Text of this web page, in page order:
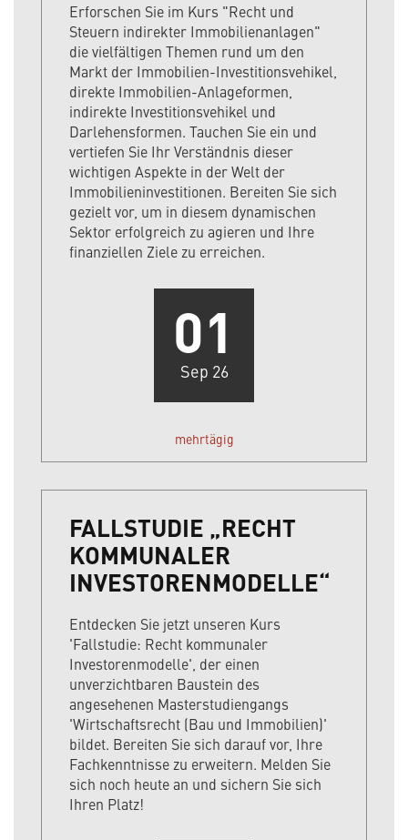
Erforschen Sie im Kurs "Recht und
Steuern indirekter Immobilienanlagen"
die vielfältigen Themen rund um den
Markt der Immobilien-Investitionsvehikel,
direkte Immobilien-Anlageformen,
indirekte Investitionsvehikel und
Darlehensformen. Tauchen Sie ein und
vertiefen Sie Ihr Verständnis dieser
wichtigen Aspekte in der Welt der
Immobilieninvestitionen. Bereiten Sie sich
gezielt vor, um in diesem dynamischen
Sektor erfolgreich zu agieren und Ihre
finanziellen Ziele zu erreichen.
01
Sep 26
mehrtägig
FALLSTUDIE „RECHT
KOMMUNALER
INVESTORENMODELLE“
Entdecken Sie jetzt unseren Kurs
'Fallstudie: Recht kommunaler
Investorenmodelle', der einen
unverzichtbaren Baustein des
angesehenen Masterstudiengangs
'Wirtschaftsrecht (Bau und Immobilien)'
bildet. Bereiten Sie sich darauf vor, Ihre
Fachkenntnisse zu erweitern. Melden Sie
sich noch heute an und sichern Sie sich
Ihren Platz!